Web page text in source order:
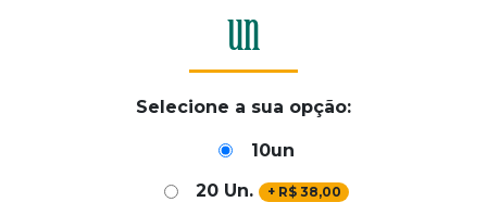
un
Selecione a sua opção:
10un
20 Un.
+ R$ 38,00